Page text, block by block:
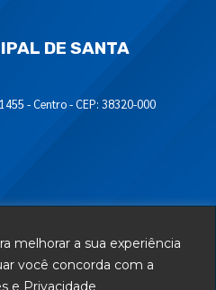
melhorar a sua experiência
você concorda com a
e Privacidade
DE SANTA
- Centro - CEP: 38320-000